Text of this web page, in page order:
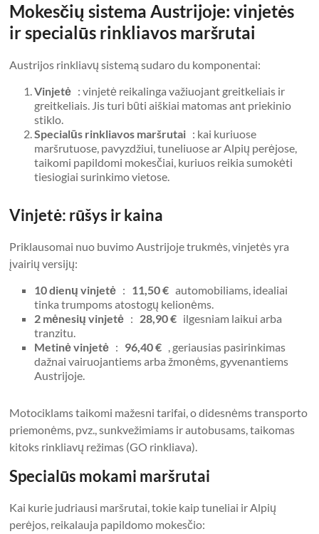
Mokesčių sistema Austrijoje: vinjetės
ir specialūs rinkliavos maršrutai
Austrijos rinkliavų sistemą sudaro du komponentai:
Vinjetė : vinjetė reikalinga važiuojant greitkeliais ir
greitkeliais. Jis turi būti aiškiai matomas ant priekinio
stiklo.
Specialūs rinkliavos maršrutai : kai kuriuose
maršrutuose, pavyzdžiui, tuneliuose ar Alpių perėjose,
taikomi papildomi mokesčiai, kuriuos reikia sumokėti
tiesiogiai surinkimo vietose.
Vinjetė: rūšys ir kaina
Priklausomai nuo buvimo Austrijoje trukmės, vinjetės yra
įvairių versijų:
10 dienų vinjetė : 11,50 € automobiliams, idealiai
tinka trumpoms atostogų kelionėms.
2 mėnesių vinjetė : 28,90 € ilgesniam laikui arba
tranzitu.
Metinė vinjetė : 96,40 € , geriausias pasirinkimas
dažnai vairuojantiems arba žmonėms, gyvenantiems
Austrijoje.
Motociklams taikomi mažesni tarifai, o didesnėms transporto
priemonėms, pvz., sunkvežimiams ir autobusams, taikomas
kitoks rinkliavų režimas (GO rinkliava).
Specialūs mokami maršrutai
Kai kurie judriausi maršrutai, tokie kaip tuneliai ir Alpių
perėjos, reikalauja papildomo mokesčio: